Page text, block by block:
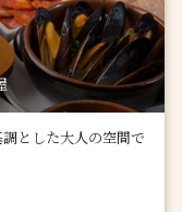
とした大人の空間で